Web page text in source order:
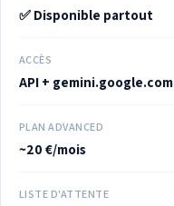
✅ Disponible partout
ACCÈS
API + gemini.google.com
PLAN ADVANCED
~20 €/mois
LISTE D'ATTENTE